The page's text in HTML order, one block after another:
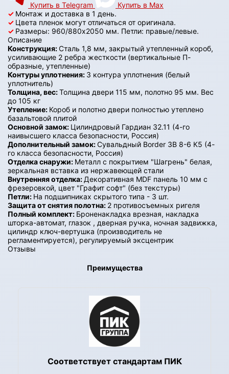
Купить в Telegram
Купить в Max
✓ Монтаж и доставка в 1 день.
✓ Цвета пленок могут отличаться от оригинала.
✓ Размеры: 960/880х2050 мм. Петли: правые/левые.
Описание
Конструкция:Сталь 1,8 мм, закрытый утепленный короб,
усиливающие 2 ребра жесткости (вертикальные П-
образные, утепленные)
Контуры уплотнения: 3 контура уплотнения (белый
уплотнитель)
Толщина, вес:Толщина двери 115 мм, полотно 95 мм. Вес
до 105 кг
Утепление: Короб и полотно двери полностью утеплено
базальтовой плитой
Основной замок: Цилиндровый Гардиан 32.11 (4-го
наивысшего класса безопасности, Россия)
Дополнительный замок:Сувальдный Border ЗВ 8-6 К5 (4-
го класса безопасности, Россия)
Отделка снаружи: Металл с покрытием "Шагрень" белая,
зеркальная вставка из нержавеющей стали
Внутренняя отделка: Декоративная MDF панель 10 мм с
фрезеровкой, цвет "Графит софт" (без текстуры)
Петли: На подшипниках скрытого типа - 3 шт.
Защита от снятия полотна: 2 противосъемных ригеля
Полный комплект: Броненакладка врезная, накладка
шторка-автомат, глазок , дверная ручка, ночная задвижка,
цилиндр ключ-вертушка (производитель не
регламентируется), регулируемый эксцентрик
Отзывы
Преимущества
Соответствует стандартам ПИК